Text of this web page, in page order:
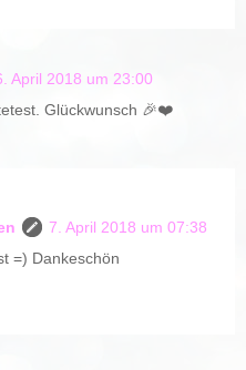
April 2018 um 23:00
Glückwunsch 🎉❤️
7. April 2018 um 07:38
=) Dankeschön